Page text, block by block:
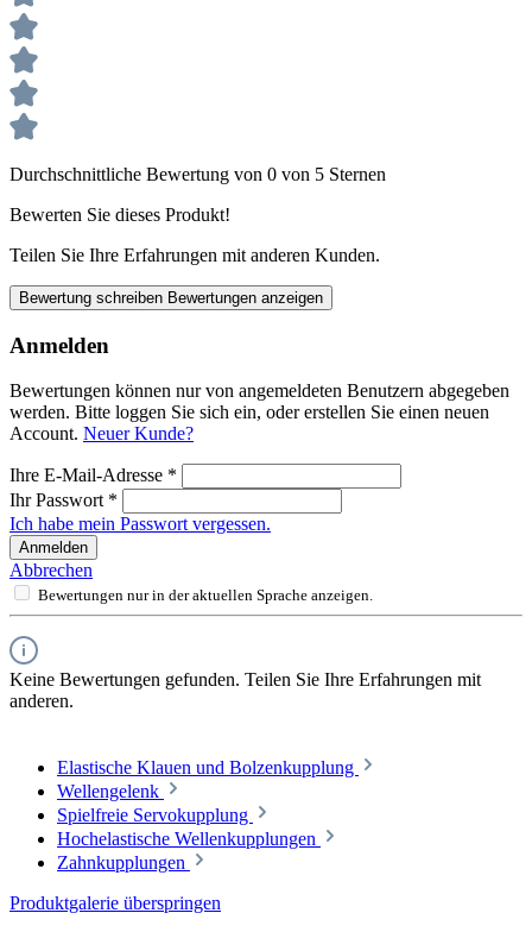
Durchschnittliche Bewertung von 0 von 5 Sternen
Bewerten Sie dieses Produkt!
Teilen Sie Ihre Erfahrungen mit anderen Kunden.
Bewertung schreiben Bewertungen anzeigen
Anmelden
Bewertungen können nur von angemeldeten Benutzern abgegeben
werden. Bitte loggen Sie sich ein, oder erstellen Sie einen neuen
Account. Neuer Kunde?
Ihre E-Mail-Adresse *
Ihr Passwort *
Ich habe mein Passwort vergessen.
Anmelden
Abbrechen
Bewertungen nur in der aktuellen Sprache anzeigen.
Keine Bewertungen gefunden. Teilen Sie Ihre Erfahrungen mit
anderen.
Elastische Klauen und Bolzenkupplung
Wellengelenk
Spielfreie Servokupplung
Hochelastische Wellenkupplungen
Zahnkupplungen
Produktgalerie überspringen